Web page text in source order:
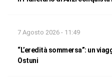
7 Agosto 2026 - 11:49
“L’eredità sommersa”: un
Ostuni